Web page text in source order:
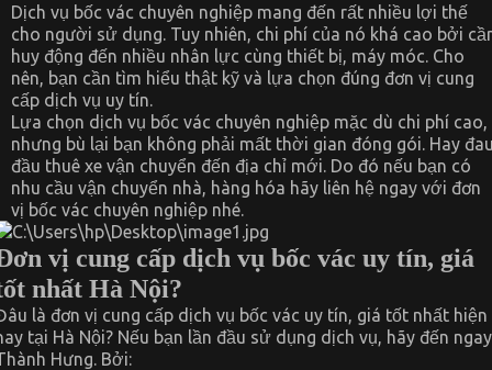
Dịch vụ bốc vác chuyên nghiệp mang đến rất nhiều lợi thế
cho người sử dụng. Tuy nhiên, chi phí của nó khá cao bởi
huy động đến nhiều nhân lực cùng thiết bị, máy móc. Cho
nên, bạn cần tìm hiểu thật kỹ và lựa chọn đúng đơn vị cung
cấp dịch vụ uy tín.
Lựa chọn dịch vụ bốc vác chuyên nghiệp mặc dù chi phí cao,
nhưng bù lại bạn không phải mất thời gian đóng gói. Hay
đầu thuê xe vận chuyển đến địa chỉ mới. Do đó nếu bạn có
nhu cầu vận chuyển nhà, hàng hóa hãy liên hệ ngay với đơn
vị bốc vác chuyên nghiệp nhé.
vị cung cấp dịch vụ bốc vác uy tín, giá
nhất Hà Nội?
là đơn vị cung cấp dịch vụ bốc vác uy tín, giá tốt nhất hiện
tại Hà Nội? Nếu bạn lần đầu sử dụng dịch vụ, hãy đến ngay
Hưng. Bởi: